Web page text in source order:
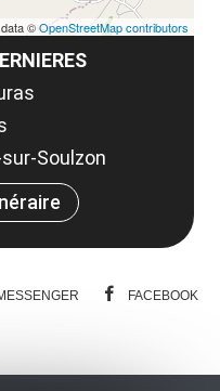
Soulzon
©OpenStreetMap contributors
FACEBOOK